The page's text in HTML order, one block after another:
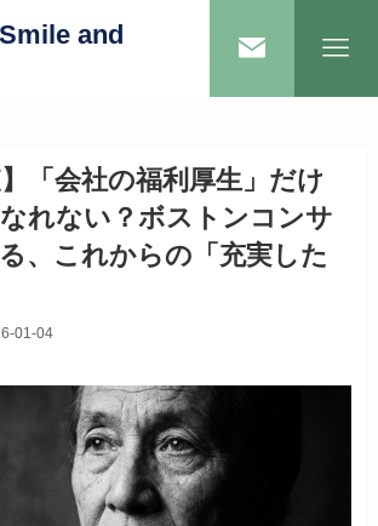
and
】「会社の福利厚生」だけ
れない？ボストンコンサ
、これからの「充実した
01-04